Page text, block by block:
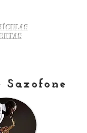
Saxofone